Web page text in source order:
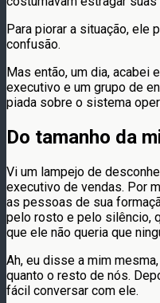
Para piorar a situação, ele
confusão.
Mas então, um dia, acabei
executivo e um grupo de
piada sobre o sistema
Do tamanho da
Vi um lampejo de
executivo de vendas. Por
as pessoas de sua
pelo rosto e pelo silêncio,
que ele não queria que
Ah, eu disse a mim
quanto o resto de nós.
fácil conversar com ele.